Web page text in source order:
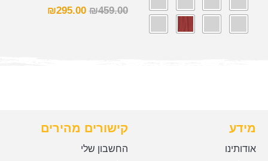
₪459.00
₪295.00
מידע
אודותינו
קישורים מהירים
החשבון שלי